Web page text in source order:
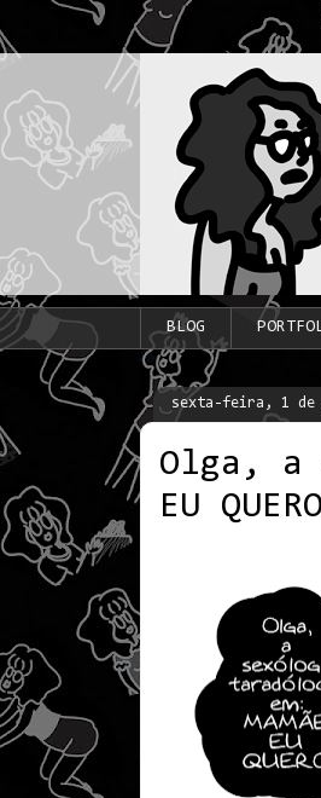
BLOG
sexta-feira, 1 de
Olga, a
EU QUERO